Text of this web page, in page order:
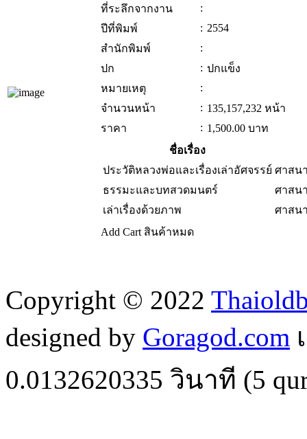
ที่ระลึกจากงาน
:
ปีที่พิมพ์
: 2554
สำนักพิมพ์
:
ปก
: ปกแข็ง
หมายเหตุ
:
จำนวนหน้า
: 135,157,232 หน้า
ราคา
: 1,500.00 บาท
ชื่อเรื่อง
ประวัติหลวงพ่อและเรื่องเล่าอัศจรรย์ ศาสน
ธรรมะและบทสวดมนตร์
ศาสน
เล่าเรื่องด้วยภาพ
ศาสน
Add Cart สินค้าหมด
Copyright © 2022
designed by Goragod.com
0.0132620335 วินาที (5